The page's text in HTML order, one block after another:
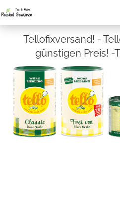
Tellofixversand! -
günstigen Preis! -